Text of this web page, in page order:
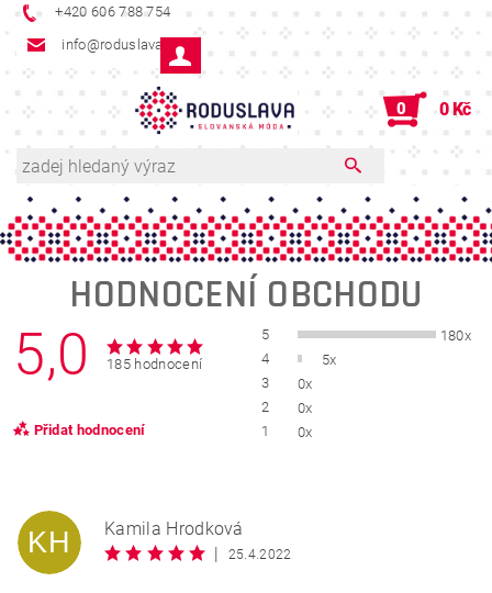
+420 606 788 754
info@roduslava.cz
0 0 Kč
HODNOCENÍ OBCHODU
5,0 185 hodnocení
Přidat hodnocení
5
180x
4
5x
3
0x
2
0x
1
0x
KH
Kamila Hrodková
|
25.4.2022